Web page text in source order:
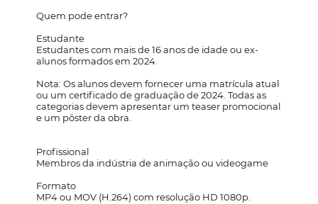
Quem pode entrar?
Estudante
Estudantes com mais de 16 anos de idade ou ex-
alunos formados em 2024.
Nota: Os alunos devem fornecer uma matrícula atual
ou um certificado de graduação de 2024. Todas as
categorias devem apresentar um teaser promocional
e um pôster da obra.
Profissional
Membros da indústria de animação ou videogame
Formato
MP4 ou MOV (H.264) com resolução HD 1080p.